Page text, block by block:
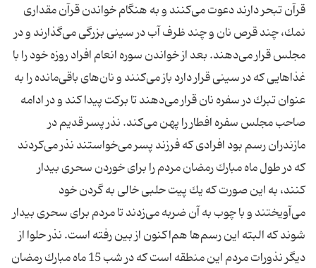
قرآن تبحر دارند دعوت می‌كنند و به هنگام خواندن قرآن مقداری
نمك، چند قرص نان و چند ظرف آب در سینی بزرگی می‌گذارند و در
مجلس قرار می‌دهند. بعد از خواندن سوره انعام افراد روزه خود را با
غذاهایی كه در سینی قرار دارد باز می‌كنند و نان‌های باقی‌مانده را به
عنوان تبرك در سفره نان قرار می‌دهند تا بركت پیدا كند و در ادامه
صاحب مجلس سفره افطار را پهن می‌كند. نذر پسر قدیم در
مازندران رسم بود افرادی كه فرزند پسر می‌خواستند نذر می‌كردند
كه در طول ماه مبارك رمضان مردم را برای خوردن سحری بیدار
كنند، به این صورت كه یك پیت حلبی خالی به گردن خود
می‌آویختند و با چوب به آن ضربه می‌زدند تا مردم برای سحری بیدار
شوند كه البته این رسم‌ها هم‌اكنون از بین رفته است. نذر حلوا از
دیگر نذورات مردم این منطقه است كه در شب 15 ماه مبارك رمضان